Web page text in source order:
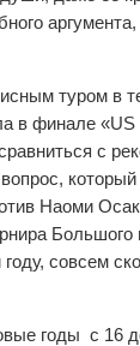
аргумента,
туром в
в финале «US
с
Наоми
совсем
годы с 16